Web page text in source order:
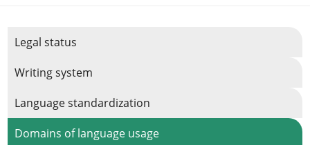
Legal status
Writing system
Language standardization
Domains of language usage